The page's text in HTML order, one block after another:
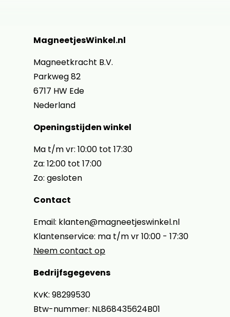
MagneetjesWinkel.nl
Magneetkracht B.V.
Parkweg 82
6717 HW Ede
Nederland
Openingstijden winkel
Ma t/m vr: 10:00 tot 17:30
Za: 12:00 tot 17:00
Zo: gesloten
Contact
Email: klanten@magneetjeswinkel.nl
Klantenservice: ma t/m vr 10:00 - 17:30
Neem contact op
Bedrijfsgegevens
KvK: 98299530
Btw-nummer: NL868435624B01